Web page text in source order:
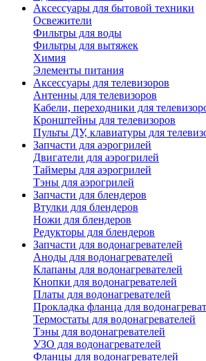
Аксессуары для бытовой техники
Освежители
Фильтры для воды
Фильтры для вытяжек
Химия
Элементы питания
Аксессуары для телевизоров
Антенны для телевизоров
Кабели, переходники для
Кронштейны для телевизоров
Пульты ДУ, клавиатуры для
Запчасти для аэрогрилей
Двигатели для аэрогрилей
Таймеры для аэрогрилей
Тэны для аэрогрилей
Запчасти для блендеров
Втулки для блендеров
Ножи для блендеров
Редукторы для блендеров
Запчасти для водонагревателей
Аноды для водонагревателей
Клапаны для водонагревателей
Кнопки для водонагревателей
Платы для водонагревателей
Прокладка фланца для
Термостаты для водонагревателей
Тэны для водонагревателей
УЗО для водонагревателей
Фланцы для водонагревателей